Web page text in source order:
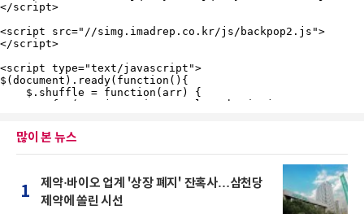
많이 본 뉴스
1
제약·바이오 업계 '상장 폐지' 잔혹사…삼천당
제약에 쏠린 시선